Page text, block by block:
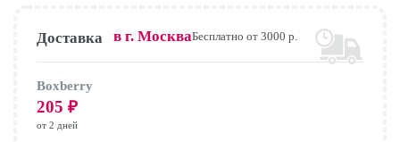
Доставка в г. МоскваБесплатно от 3000 р.
Boxberry
205 ₽
от 2 дней